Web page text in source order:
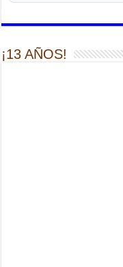
¡13 AÑOS!